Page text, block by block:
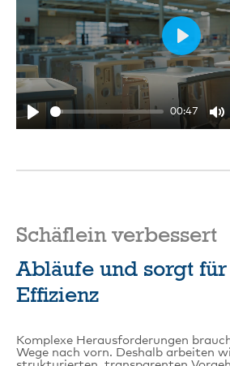
00:47
Play
Schäflein verbessert
Abläufe und sorgt
Effizienz
Komplexe Herausforderungen
Wege nach vorn. Deshalb arbeiten